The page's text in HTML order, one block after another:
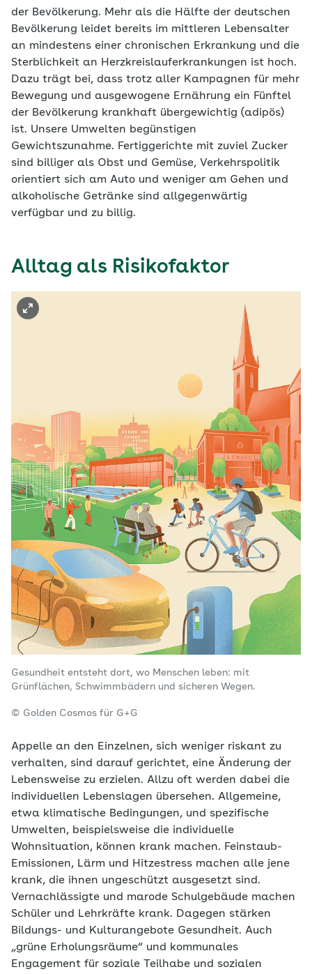
der Bevölkerung. Mehr als die Hälfte der deutschen
Bevölkerung leidet bereits im mittleren Lebensalter
an mindestens einer chronischen Erkrankung und die
Sterblichkeit an Herzkreislauferkrankungen ist hoch.
Dazu trägt bei, dass trotz aller Kampagnen für mehr
Bewegung und ausgewogene Ernährung ein Fünftel
der Bevölkerung krankhaft übergewichtig (adipös)
ist. Unsere Umwelten begünstigen
Gewichtszunahme. Fertiggerichte mit zuviel Zucker
sind billiger als Obst und Gemüse, Verkehrspolitik
orientiert sich am Auto und weniger am Gehen und
alkoholische Getränke sind allgegenwärtig
verfügbar und zu billig.
Alltag als Risikofaktor
Gesundheit entsteht dort, wo Menschen leben: mit
Grünflächen, Schwimmbädern und sicheren Wegen.
© Golden Cosmos für G+G
Appelle an den Einzelnen, sich weniger riskant zu
verhalten, sind darauf gerichtet, eine Änderung der
Lebensweise zu erzielen. Allzu oft werden dabei die
individuellen Lebenslagen übersehen. Allgemeine,
etwa klimatische Bedingungen, und spezifische
Umwelten, beispielsweise die individuelle
Wohnsituation, können krank machen. Feinstaub-
Emissionen, Lärm und Hitzestress machen alle jene
krank, die ihnen ungeschützt ausgesetzt sind.
Vernachlässigte und marode Schulgebäude machen
Schüler und Lehrkräfte krank. Dagegen stärken
Bildungs- und Kulturangebote Gesundheit. Auch
„grüne Erholungsräume“ und kommunales
Engagement für soziale Teilhabe und sozialen